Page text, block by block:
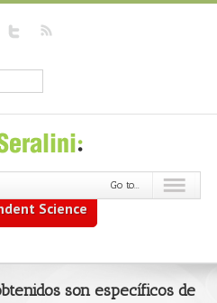
Science
Go to...
son específicos de